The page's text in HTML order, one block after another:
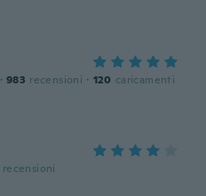
· 983 recensioni · 120 caricamenti
recensioni